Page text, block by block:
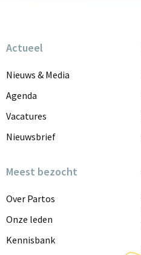
Actueel
Nieuws & Media
Agenda
Vacatures
Nieuwsbrief
Meest bezocht
Over Partos
Onze leden
Kennisbank